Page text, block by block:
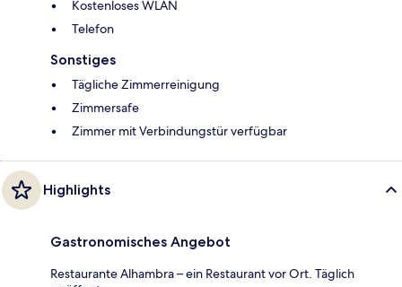
Kostenloses WLAN
Telefon
Sonstiges
Tägliche Zimmerreinigung
Zimmersafe
Zimmer mit Verbindungstür verfügbar
Highlights
Gastronomisches Angebot
Restaurante Alhambra – ein Restaurant vor Ort. Täglich